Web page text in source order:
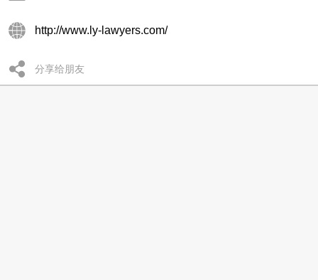
http://www.ly-lawyers.com/
分享给朋友